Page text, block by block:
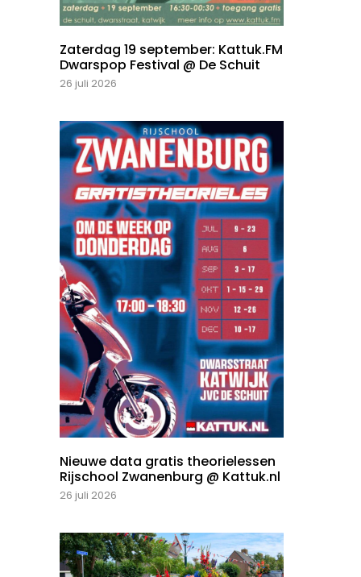
Zaterdag 19 september: Kattuk.FM
Dwarspop Festival @ De Schuit
26 juli 2026
Nieuwe data gratis theorielessen
Rijschool Zwanenburg @ Kattuk.nl
26 juli 2026